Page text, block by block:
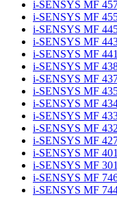
i-SENSYS MF
i-SENSYS MF
i-SENSYS MF
i-SENSYS MF
i-SENSYS MF
i-SENSYS MF
i-SENSYS MF
i-SENSYS MF
i-SENSYS MF
i-SENSYS MF
i-SENSYS MF
i-SENSYS MF
i-SENSYS MF
i-SENSYS MF
i-SENSYS MF
i-SENSYS MF